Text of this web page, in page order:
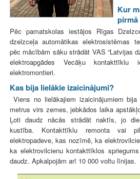
Kur
pirmā
Pēc pamatskolas iestājos Rīgas
dzelzceļa automātikas elektrosistēmas
pēc mācībām sāku strādāt VAS “Latvijas
elektroapgādes Vecāķu kontakttīklu
elektromontieri.
Kas bija lielākie izaicinājumi?
Viens no lielākajiem izaicinājumiem
metrus virs zemes, jebkādos laika
Ļoti daudz nācās strādāt naktīs, jo
kustība. Kontakttīklu remonta vai
elektropadeve, kas nozīmē, ka
ka elektrovilcienu kontakttīklos
daudz. Apkalpojām arī 10 000 voltu līnijas.